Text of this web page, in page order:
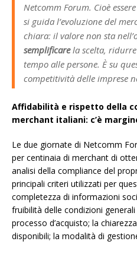
Netcomm Forum. Cioè
si guida l’evoluzione del
chiara: il valore non sta
semplificarela scelta,
tempo alle persone. È su
competitività delle imprese
Affidabilità e rispetto della
merchant italiani: c’è
Le due giornate di Netcomm
per centinaia di merchant di
analisi della compliance del
principali criteri utilizzati per
completezza di informazioni
fruibilità delle condizioni
processo d’acquisto; la
disponibili; la modalità di